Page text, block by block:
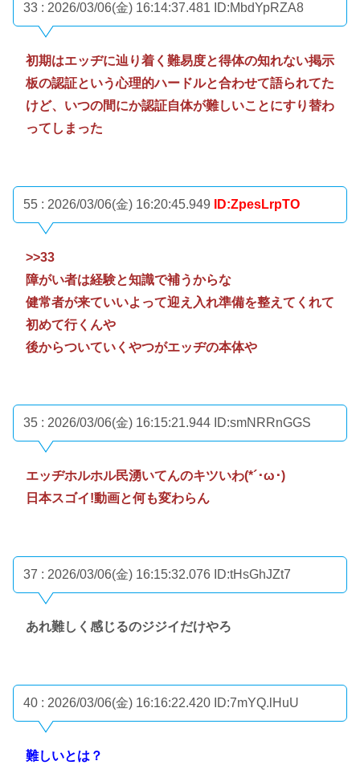
33 : 2026/03/06(金) 16:14:37.481 ID:MbdYpRZA8
初期はエッヂに辿り着く難易度と得体の知れない掲示
板の認証という心理的ハードルと合わせて語られてた
けど、いつの間にか認証自体が難しいことにすり替わ
ってしまった
55 : 2026/03/06(金) 16:20:45.949 ID:ZpesLrpTO
>>33
障がい者は経験と知識で補うからな
健常者が来ていいよって迎え入れ準備を整えてくれて
初めて行くんや
後からついていくやつがエッヂの本体や
35 : 2026/03/06(金) 16:15:21.944 ID:smNRRnGGS
エッヂホルホル民湧いてんのキツいわ(*´･ω･)
日本スゴイ!動画と何も変わらん
37 : 2026/03/06(金) 16:15:32.076 ID:tHsGhJZt7
あれ難しく感じるのジジイだけやろ
40 : 2026/03/06(金) 16:16:22.420 ID:7mYQ.lHuU
難しいとは？